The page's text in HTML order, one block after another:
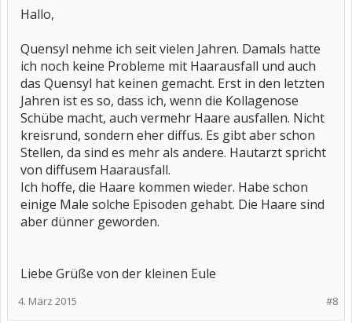
Hallo,
Quensyl nehme ich seit vielen Jahren. Damals hatte
ich noch keine Probleme mit Haarausfall und auch
das Quensyl hat keinen gemacht. Erst in den letzten
Jahren ist es so, dass ich, wenn die Kollagenose
Schübe macht, auch vermehr Haare ausfallen. Nicht
kreisrund, sondern eher diffus. Es gibt aber schon
Stellen, da sind es mehr als andere. Hautarzt spricht
von diffusem Haarausfall.
Ich hoffe, die Haare kommen wieder. Habe schon
einige Male solche Episoden gehabt. Die Haare sind
aber dünner geworden.
Liebe Grüße von der kleinen Eule
#8
4. März 2015